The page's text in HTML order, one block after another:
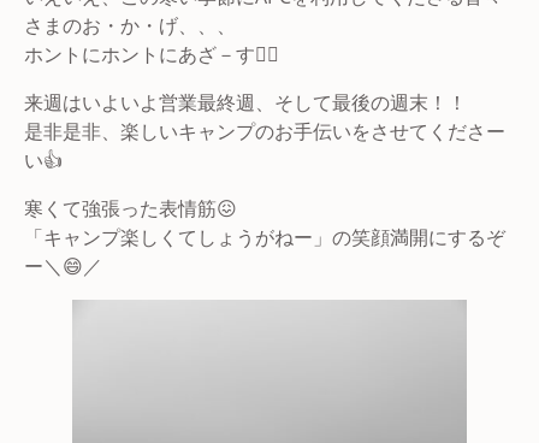
さまのお・か・げ、、、
ホントにホントにあざ－す🙇‍♂️
来週はいよいよ営業最終週、そして最後の週末！！
是非是非、楽しいキャンプのお手伝いをさせてくださー
い👍
寒くて強張った表情筋😖
「キャンプ楽しくてしょうがねー」の笑顔満開にするぞ
ー＼😄／